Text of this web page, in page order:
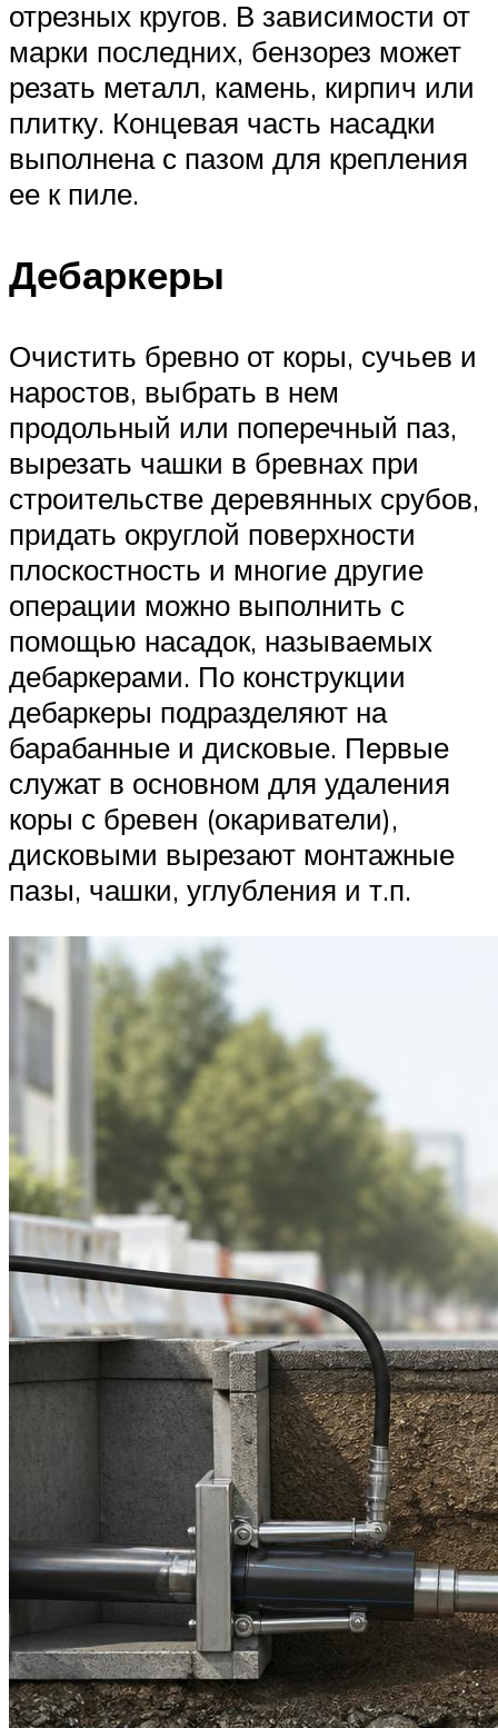
отрезных кругов. В зависимости от
марки последних, бензорез может
резать металл, камень, кирпич или
плитку. Концевая часть насадки
выполнена с пазом для крепления
ее к пиле.
Дебаркеры
Очистить бревно от коры, сучьев и
наростов, выбрать в нем
продольный или поперечный паз,
вырезать чашки в бревнах при
строительстве деревянных срубов,
придать округлой поверхности
плоскостность и многие другие
операции можно выполнить с
помощью насадок, называемых
дебаркерами. По конструкции
дебаркеры подразделяют на
барабанные и дисковые. Первые
служат в основном для удаления
коры с бревен (окариватели),
дисковыми вырезают монтажные
пазы, чашки, углубления и т.п.